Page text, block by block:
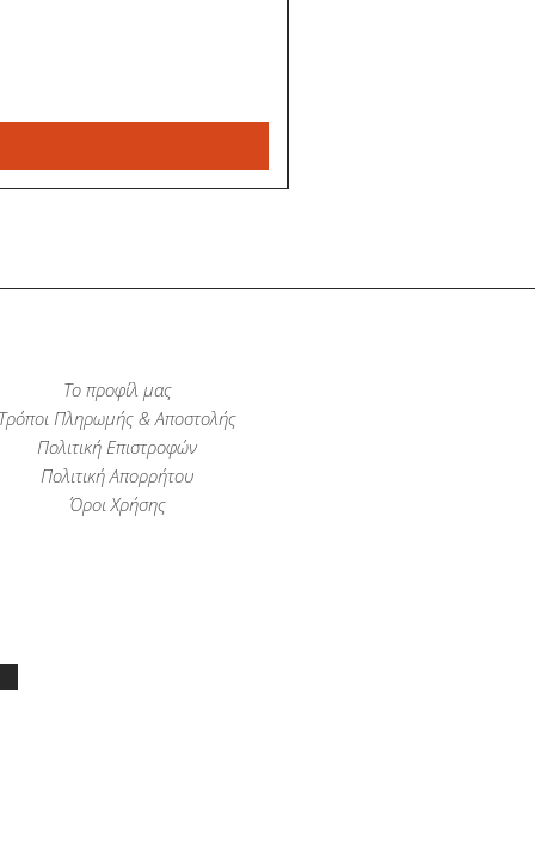
Το προφίλ μας
Τρόποι Πληρωμής & Αποστολής
Πολιτική Επιστροφών
Πολιτική Απορρήτου
Όροι Χρήσης